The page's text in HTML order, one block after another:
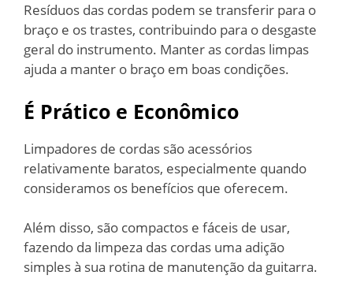
Resíduos das cordas podem se transferir para o
braço e os trastes, contribuindo para o desgaste
geral do instrumento. Manter as cordas limpas
ajuda a manter o braço em boas condições.
É Prático e Econômico
Limpadores de cordas são acessórios
relativamente baratos, especialmente quando
consideramos os benefícios que oferecem.
Além disso, são compactos e fáceis de usar,
fazendo da limpeza das cordas uma adição
simples à sua rotina de manutenção da guitarra.